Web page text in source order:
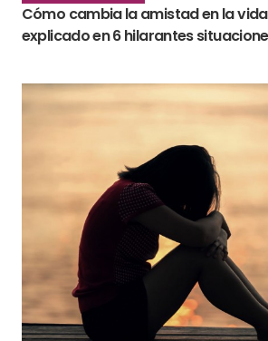
Cómo cambia la amistad en la
explicado en 6 hilarantes